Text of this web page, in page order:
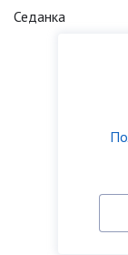
Седанка